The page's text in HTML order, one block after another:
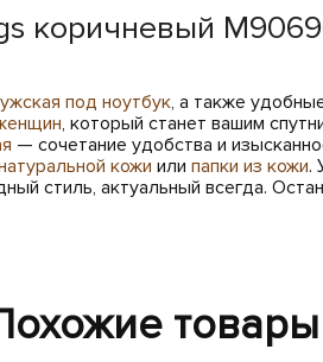
коричневый
под ноутбук, а также
, который станет вашим
— сочетание удобства и
кожи или папки из кожи.
стиль, актуальный всегда.
товары